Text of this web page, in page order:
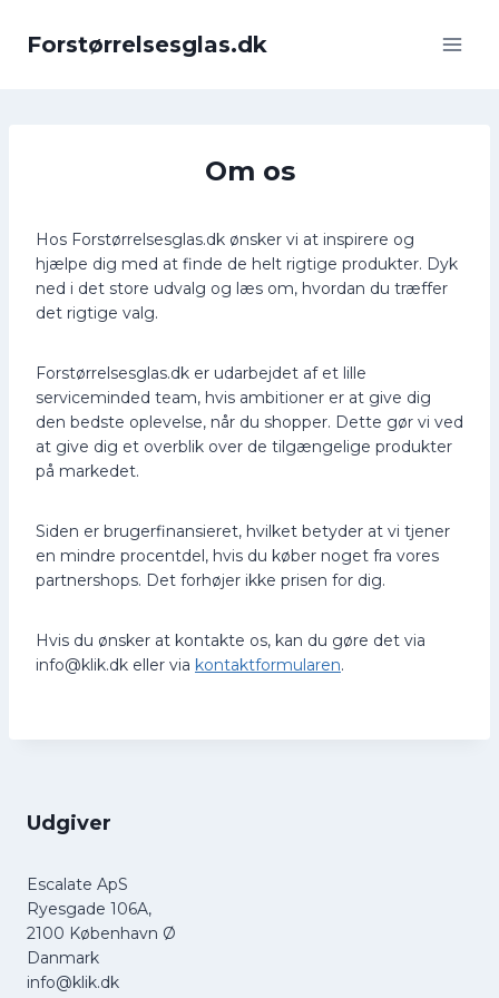
Forstørrelsesglas.dk
Om os
Hos Forstørrelsesglas.dk ønsker vi at inspirere og
hjælpe dig med at finde de helt rigtige produkter. Dyk
ned i det store udvalg og læs om, hvordan du træffer
det rigtige valg.
Forstørrelsesglas.dk er udarbejdet af et lille
serviceminded team, hvis ambitioner er at give dig
den bedste oplevelse, når du shopper. Dette gør vi ved
at give dig et overblik over de tilgængelige produkter
på markedet.
Siden er brugerfinansieret, hvilket betyder at vi tjener
en mindre procentdel, hvis du køber noget fra vores
partnershops. Det forhøjer ikke prisen for dig.
Hvis du ønsker at kontakte os, kan du gøre det via
info@klik.dk eller via kontaktformularen.
Udgiver
Escalate ApS
Ryesgade 106A,
2100 København Ø
Danmark
info@klik.dk